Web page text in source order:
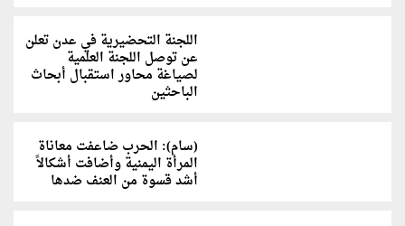
اللجنة التحضيرية في عدن تعلن
عن توصل اللجنة العلمية
لصياغة محاور استقبال أبحاث
الباحثين
(سام): الحرب ضاعفت معاناة
المرأة اليمنية وأضافت أشكالاً
أشد قسوة من العنف ضدها